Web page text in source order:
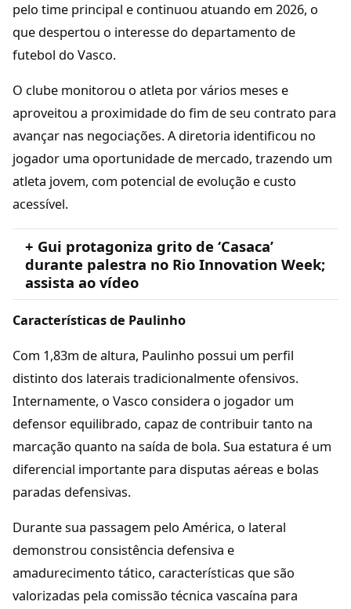
pelo time principal e continuou atuando em 2026, o
que despertou o interesse do departamento de
futebol do Vasco.
O clube monitorou o atleta por vários meses e
aproveitou a proximidade do fim de seu contrato para
avançar nas negociações. A diretoria identificou no
jogador uma oportunidade de mercado, trazendo um
atleta jovem, com potencial de evolução e custo
acessível.
+ Gui protagoniza grito de ‘Casaca’
durante palestra no Rio Innovation Week;
assista ao vídeo
Características de Paulinho
Com 1,83m de altura, Paulinho possui um perfil
distinto dos laterais tradicionalmente ofensivos.
Internamente, o Vasco considera o jogador um
defensor equilibrado, capaz de contribuir tanto na
marcação quanto na saída de bola. Sua estatura é um
diferencial importante para disputas aéreas e bolas
paradas defensivas.
Durante sua passagem pelo América, o lateral
demonstrou consistência defensiva e
amadurecimento tático, características que são
valorizadas pela comissão técnica vascaína para